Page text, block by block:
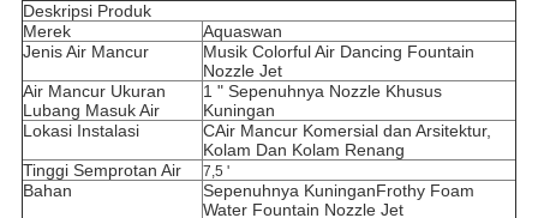
Deskripsi Produk
Merek
Aquaswan
Jenis Air Mancur
Musik Colorful Air Dancing Fountain
Nozzle Jet
Air Mancur Ukuran
Lubang Masuk Air
1 " Sepenuhnya Nozzle Khusus
Kuningan
Lokasi Instalasi
CAir Mancur Komersial dan Arsitektur,
Kolam Dan Kolam Renang
Tinggi Semprotan Air
7,5 '
Bahan Sepenuhnya KuninganFrothy Foam
Water Fountain Nozzle Jet